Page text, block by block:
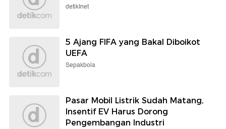
detikInet
5 Ajang FIFA yang Bakal Diboikot
UEFA
Sepakbola
Pasar Mobil Listrik Sudah Matang,
Insentif EV Harus Dorong
Pengembangan Industri